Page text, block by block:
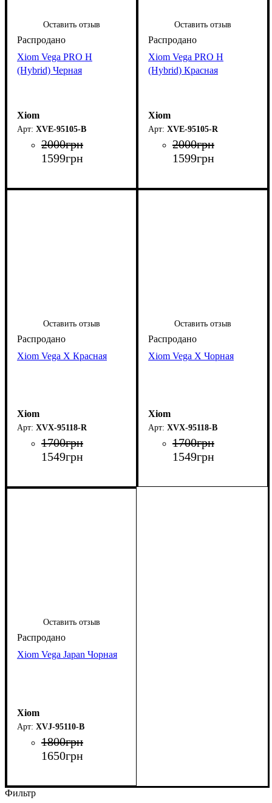
Оставить отзыв
Xiom Vega PRO H
(Hybrid) Черная
Xiom
XVE-95105-B
2000грн
1599грн
Оставить отзыв
Xiom Vega PRO H
(Hybrid) Красная
Xiom
XVE-95105-R
2000грн
1599грн
Оставить отзыв
Xiom Vega X Красная
Xiom
XVX-95118-R
1700грн
1549грн
Оставить отзыв
Xiom Vega X Чорная
Xiom
XVX-95118-B
1700грн
1549грн
Оставить отзыв
Xiom Vega Japan Чорная
Xiom
XVJ-95110-B
1800грн
1650грн
Фильтр